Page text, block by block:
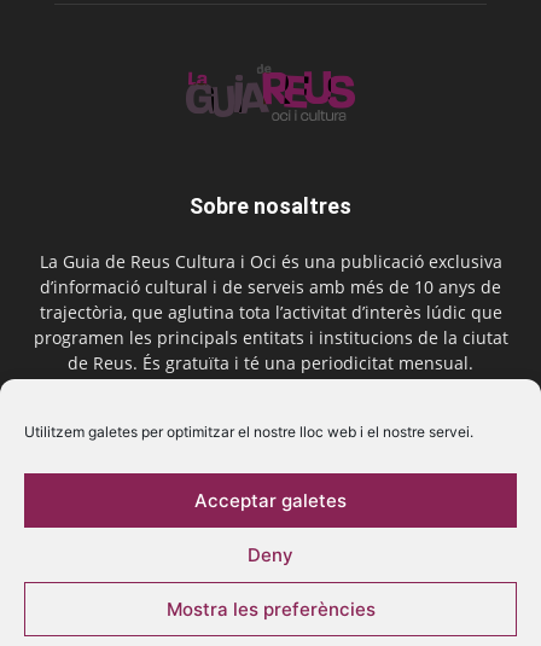
Utilitzem galetes per optimitzar el nostre lloc web i el nostre servei.
Acceptar galetes
Deny
Mostra les preferències
Sobre nosaltres
La Guia de Reus Cultura i Oci és una publicació exclusiva
d’informació cultural i de serveis amb més de 10 anys de
trajectòria, que aglutina tota l’activitat d’interès lúdic que
programen les principals entitats i institucions de la ciutat
de Reus. És gratuïta i té una periodicitat mensual.
Segueix-nos